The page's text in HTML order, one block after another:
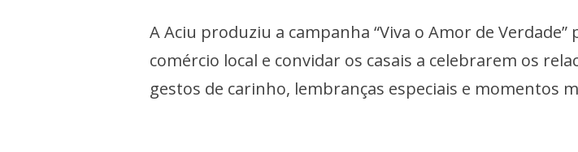
A Aciu produziu a campanha “Viva o Amor de
comércio local e convidar os casais a celebrarem os
gestos de carinho, lembranças especiais e momentos